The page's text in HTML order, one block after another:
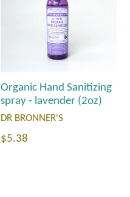
Organic Hand Sanitizing
spray - lavender (2oz)
DR BRONNER'S
Precio
$5.38